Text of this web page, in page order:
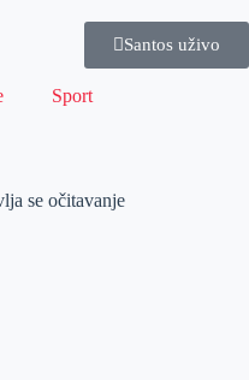
Santos uživo
Sport
se očitavanje